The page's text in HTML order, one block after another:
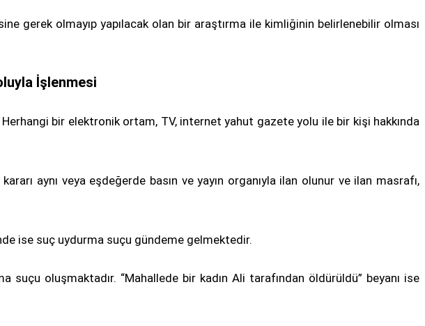
gerek olmayıp yapılacak olan bir araştırma ile kimliğinin belirlenebilir olması
İşlenmesi
bir elektronik ortam, TV, internet yahut gazete yolu ile bir kişi hakkında
aynı veya eşdeğerde basın ve yayın organıyla ilan olunur ve ilan masrafı,
ise suç uydurma suçu gündeme gelmektedir.
suçu oluşmaktadır. “Mahallede bir kadın Ali tarafından öldürüldü” beyanı ise